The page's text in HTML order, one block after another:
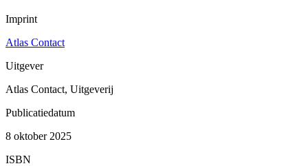
Imprint
Atlas Contact
Uitgever
Atlas Contact, Uitgeverij
Publicatiedatum
8 oktober 2025
ISBN